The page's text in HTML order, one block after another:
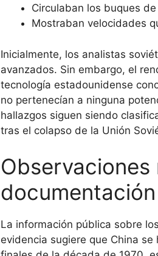
Circulaban los buques
Mostraban velocidades
Inicialmente, los analistas
avanzados. Sin embargo, el
tecnología estadounidense
no pertenecían a ninguna
hallazgos siguen siendo
tras el colapso de la Unión
La información pública sobre
evidencia sugiere que China